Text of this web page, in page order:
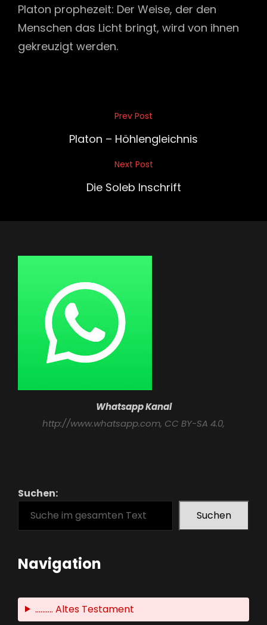
Platon prophezeit: Der Weise, der den
Menschen das Licht bringt, wird von ihnen
gekreuzigt werden.
Beitragsnavigation
Prev Post
Platon – Höhlengleichnis
Next Post
Die Soleb Inschrift
Whatsapp Kanal
http://www.whatsapp.com, CC BY-SA 4.0,
Suchen:
Suchen
Navigation
.......... Altes Testament